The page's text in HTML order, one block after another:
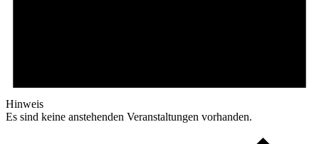
Hinweis
Es sind keine anstehenden Veranstaltungen vorhanden.